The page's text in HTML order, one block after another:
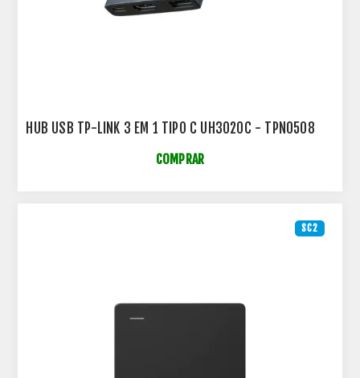
HUB USB TP-LINK 3 EM 1 TIPO C UH3020C - TPN0508
COMPRAR
SC2